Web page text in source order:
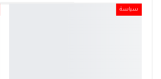
سياسة